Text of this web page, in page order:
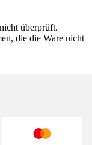
überprüft.
die die Ware nicht